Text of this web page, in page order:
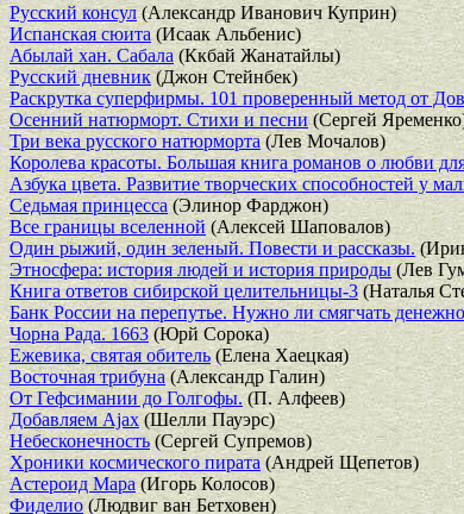
Русский консул(Александр Иванович Куприн)
Испанская сюита (Исаак Альбенис)
Абылай хан. Сабала (Ккбай Жанатайлы)
Русский дневник(Джон Стейнбек)
Раскрутка суперфирмы. 101 проверенный метод от
Осенний натюрморт. Стихи и песни(Сергей
Три века русского натюрморта (Лев Мочалов)
Королева красоты. Большая книга романов о любви
Азбука цвета. Развитие творческих способностей у
Седьмая принцесса (Элинор Фарджон)
Все границы вселенной (Алексей Шаповалов)
Один рыжий, один зеленый. Повести и рассказы.
Этносфера: история людей и история природы (Лев
Книга ответов сибирской целительницы-3 (Наталья
Банк России на перепутье. Нужно ли смягчать
Чорна Рада. 1663(Юрй Сорока)
Ежевика, святая обитель(Елена Хаецкая)
Восточная трибуна(Александр Галин)
От Гефсимании до Голгофы.(П. Алфеев)
Добавляем Ajax (Шелли Пауэрс)
Небесконечность (Сергей Супремов)
Хроники космического пирата (Андрей Щепетов)
Астероид Мара(Игорь Колосов)
Фиделио (Людвиг ван Бетховен)